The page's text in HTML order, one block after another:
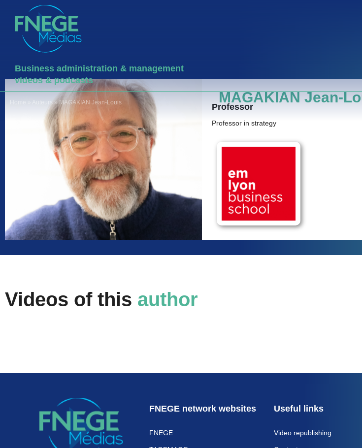
Business administration & management
videos & podcasts
Home Auteurs» MAGAKIAN Jean-Louis MAGAKIAN Jean-
Professor
Professor in strategy
Videos of this author
FNEGE network websites
FNEGE
Useful links
Video republishing